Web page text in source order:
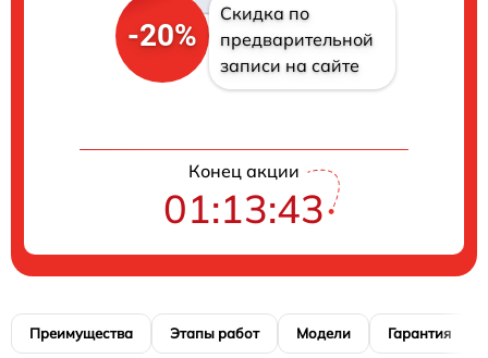
-20%
Скидка по
предварительной
записи на сайте
Конец акции
01:13:42
Преимущества Этапы работ Модели Гарантия